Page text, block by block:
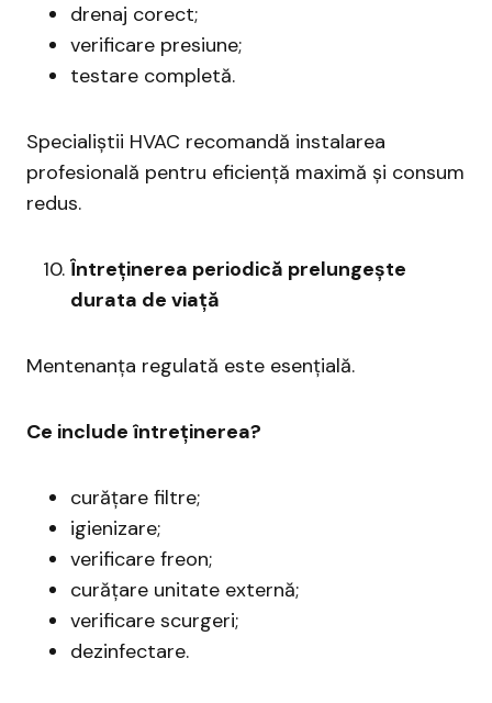
drenaj corect;
verificare presiune;
testare completă.
Specialiștii HVAC recomandă instalarea
profesională pentru eficiență maximă și consum
redus.
Întreținerea periodică prelungește
durata de viață
Mentenanța regulată este esențială.
Ce include întreținerea?
curățare filtre;
igienizare;
verificare freon;
curățare unitate externă;
verificare scurgeri;
dezinfectare.